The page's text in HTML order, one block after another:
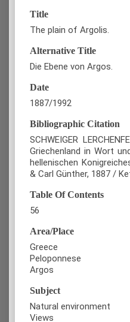
Title
The plain of Argolis.
Alternative Title
Die Ebene von Argos.
Date
1887/1992
Bibliographic Citation
SCHWEIGER
Griechenland in Wort
hellenischen
& Carl Günther, 1887 /
Table Of Contents
56
Area/Place
Greece
Peloponnese
Argos
Subject
Natural environment
Views